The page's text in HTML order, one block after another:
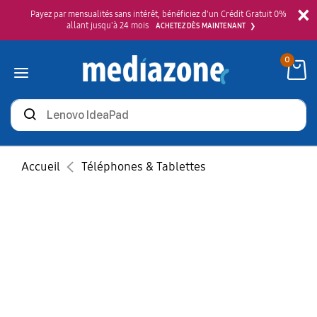
×
Payez par mensualités sans intérêt, bénéficiez d'un Crédit Gratuit 0%
allant jusqu'à 24 mois
ACHETEZ DÈS MAINTENANT
Rechercher
des
produits
0
Accueil Téléphones & Tablettes